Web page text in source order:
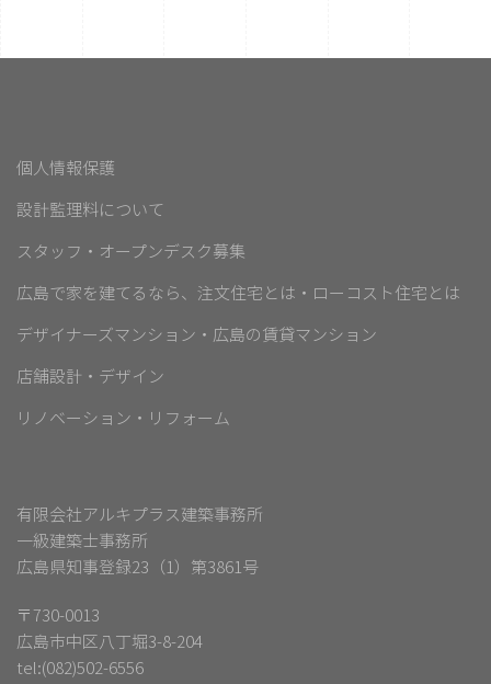
個人情報保護
設計監理料について
スタッフ・オープンデスク募集
広島で家を建てるなら、注文住宅とは・ローコスト住宅とは
デザイナーズマンション・広島の賃貸マンション
店舗設計・デザイン
リノベーション・リフォーム
有限会社アルキプラス建築事務所
一級建築士事務所
広島県知事登録23（1）第3861号
〒730-0013
広島市中区八丁堀3-8-204
tel:(082)502-6556